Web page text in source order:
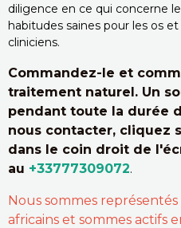
diligence en ce qui concerne
habitudes saines pour les os
cliniciens.
Commandez-le et
traitement naturel. Un
pendant toute la durée
nous contacter, cliquez
dans le coin droit de
au +33777309072.
Nous sommes
africains et sommes actifs